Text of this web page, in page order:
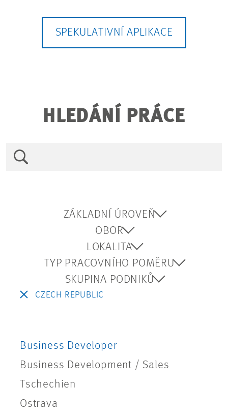
SPEKULATIVNÍ APLIKACE
HLEDÁNÍ PRÁCE
ZÁKLADNÍ ÚROVEŇ
OBOR
LOKALITA
TYP PRACOVNÍHO POMĚRU
SKUPINA PODNIKŮ
CZECH REPUBLIC
Business Developer
Business Development / Sales
Tschechien
Ostrava